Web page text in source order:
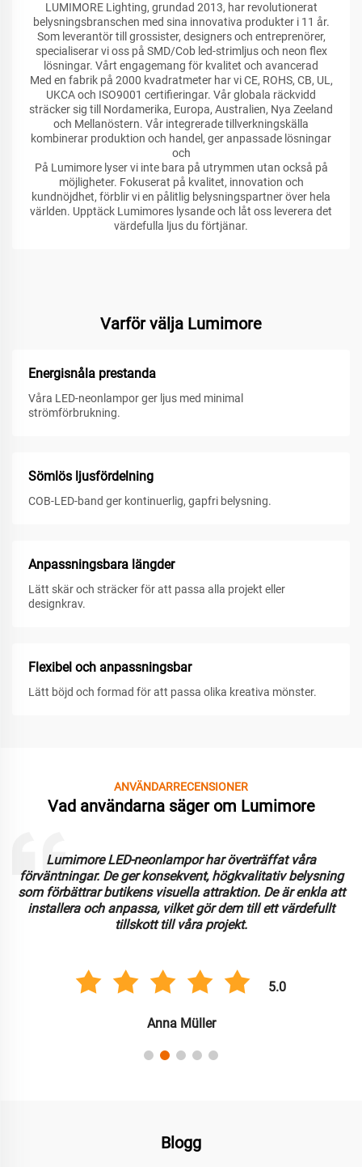
LUMIMORE Lighting, grundad 2013, har revolutionerat
belysningsbranschen med sina innovativa produkter i 11 år.
Som leverantör till grossister, designers och entreprenörer,
specialiserar vi oss på SMD/Cob led-strimljus och neon flex
lösningar. Vårt engagemang för kvalitet och avancerad
Med en fabrik på 2000 kvadratmeter har vi CE, ROHS, CB, UL,
UKCA och ISO9001 certifieringar. Vår globala räckvidd
sträcker sig till Nordamerika, Europa, Australien, Nya Zeeland
och Mellanöstern. Vår integrerade tillverkningskälla
kombinerar produktion och handel, ger anpassade lösningar
och
På Lumimore lyser vi inte bara på utrymmen utan också på
möjligheter. Fokuserat på kvalitet, innovation och
kundnöjdhet, förblir vi en pålitlig belysningspartner över hela
världen. Upptäck Lumimores lysande och låt oss leverera det
värdefulla ljus du förtjänar.
Varför välja Lumimore
Energisnåla prestanda
Våra LED-neonlampor ger ljus med minimal
strömförbrukning.
Sömlös ljusfördelning
COB-LED-band ger kontinuerlig, gapfri belysning.
Anpassningsbara längder
Lätt skär och sträcker för att passa alla projekt eller
designkrav.
Flexibel och anpassningsbar
Lätt böjd och formad för att passa olika kreativa mönster.
ANVÄNDARRECENSIONER
Vad användarna säger om Lumimore
Lumimore LED-neonlampor har överträffat våra
förväntningar. De ger konsekvent, högkvalitativ belysning
som förbättrar butikens visuella attraktion. De är enkla att
installera och anpassa, vilket gör dem till ett värdefullt
tillskott till våra projekt.
5.0
Anna Müller
Blogg